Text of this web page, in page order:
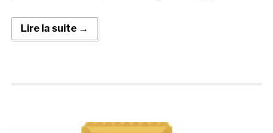
Lire la suite →